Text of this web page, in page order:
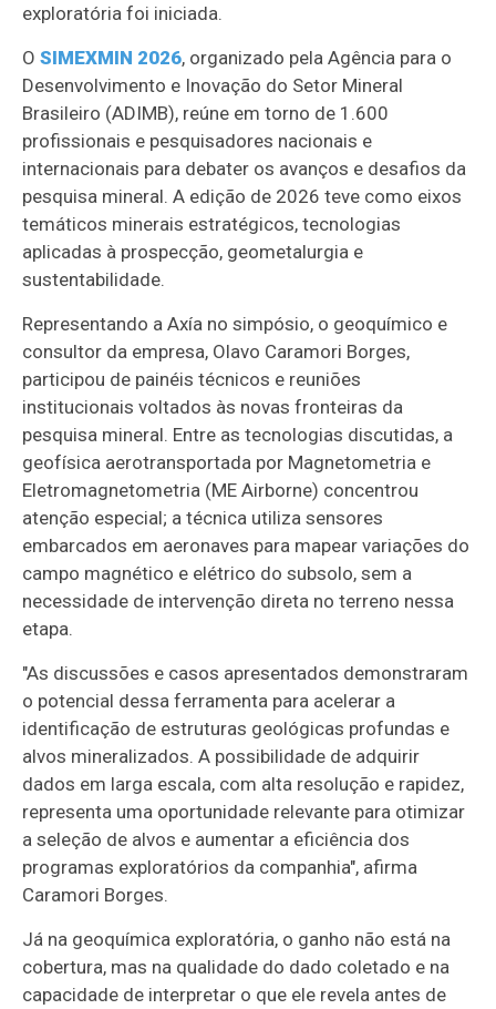
exploratória foi iniciada.
OSIMEXMIN 2026, organizado pela Agência para o
Desenvolvimento e Inovação do Setor Mineral
Brasileiro (ADIMB), reúne em torno de 1.600
profissionais e pesquisadores nacionais e
internacionais para debater os avanços e desafios da
pesquisa mineral. A edição de 2026 teve como eixos
temáticos minerais estratégicos, tecnologias
aplicadas à prospecção, geometalurgia e
sustentabilidade.
Representando a Axía no simpósio, o geoquímico e
consultor da empresa, Olavo Caramori Borges,
participou de painéis técnicos e reuniões
institucionais voltados às novas fronteiras da
pesquisa mineral. Entre as tecnologias discutidas, a
geofísica aerotransportada por Magnetometria e
Eletromagnetometria (ME Airborne) concentrou
atenção especial; a técnica utiliza sensores
embarcados em aeronaves para mapear variações do
campo magnético e elétrico do subsolo, sem a
necessidade de intervenção direta no terreno nessa
etapa.
"As discussões e casos apresentados demonstraram
o potencial dessa ferramenta para acelerar a
identificação de estruturas geológicas profundas e
alvos mineralizados. A possibilidade de adquirir
dados em larga escala, com alta resolução e rapidez,
representa uma oportunidade relevante para otimizar
a seleção de alvos e aumentar a eficiência dos
programas exploratórios da companhia", afirma
Caramori Borges.
Já na geoquímica exploratória, o ganho não está na
cobertura, mas na qualidade do dado coletado e na
capacidade de interpretar o que ele revela antes de